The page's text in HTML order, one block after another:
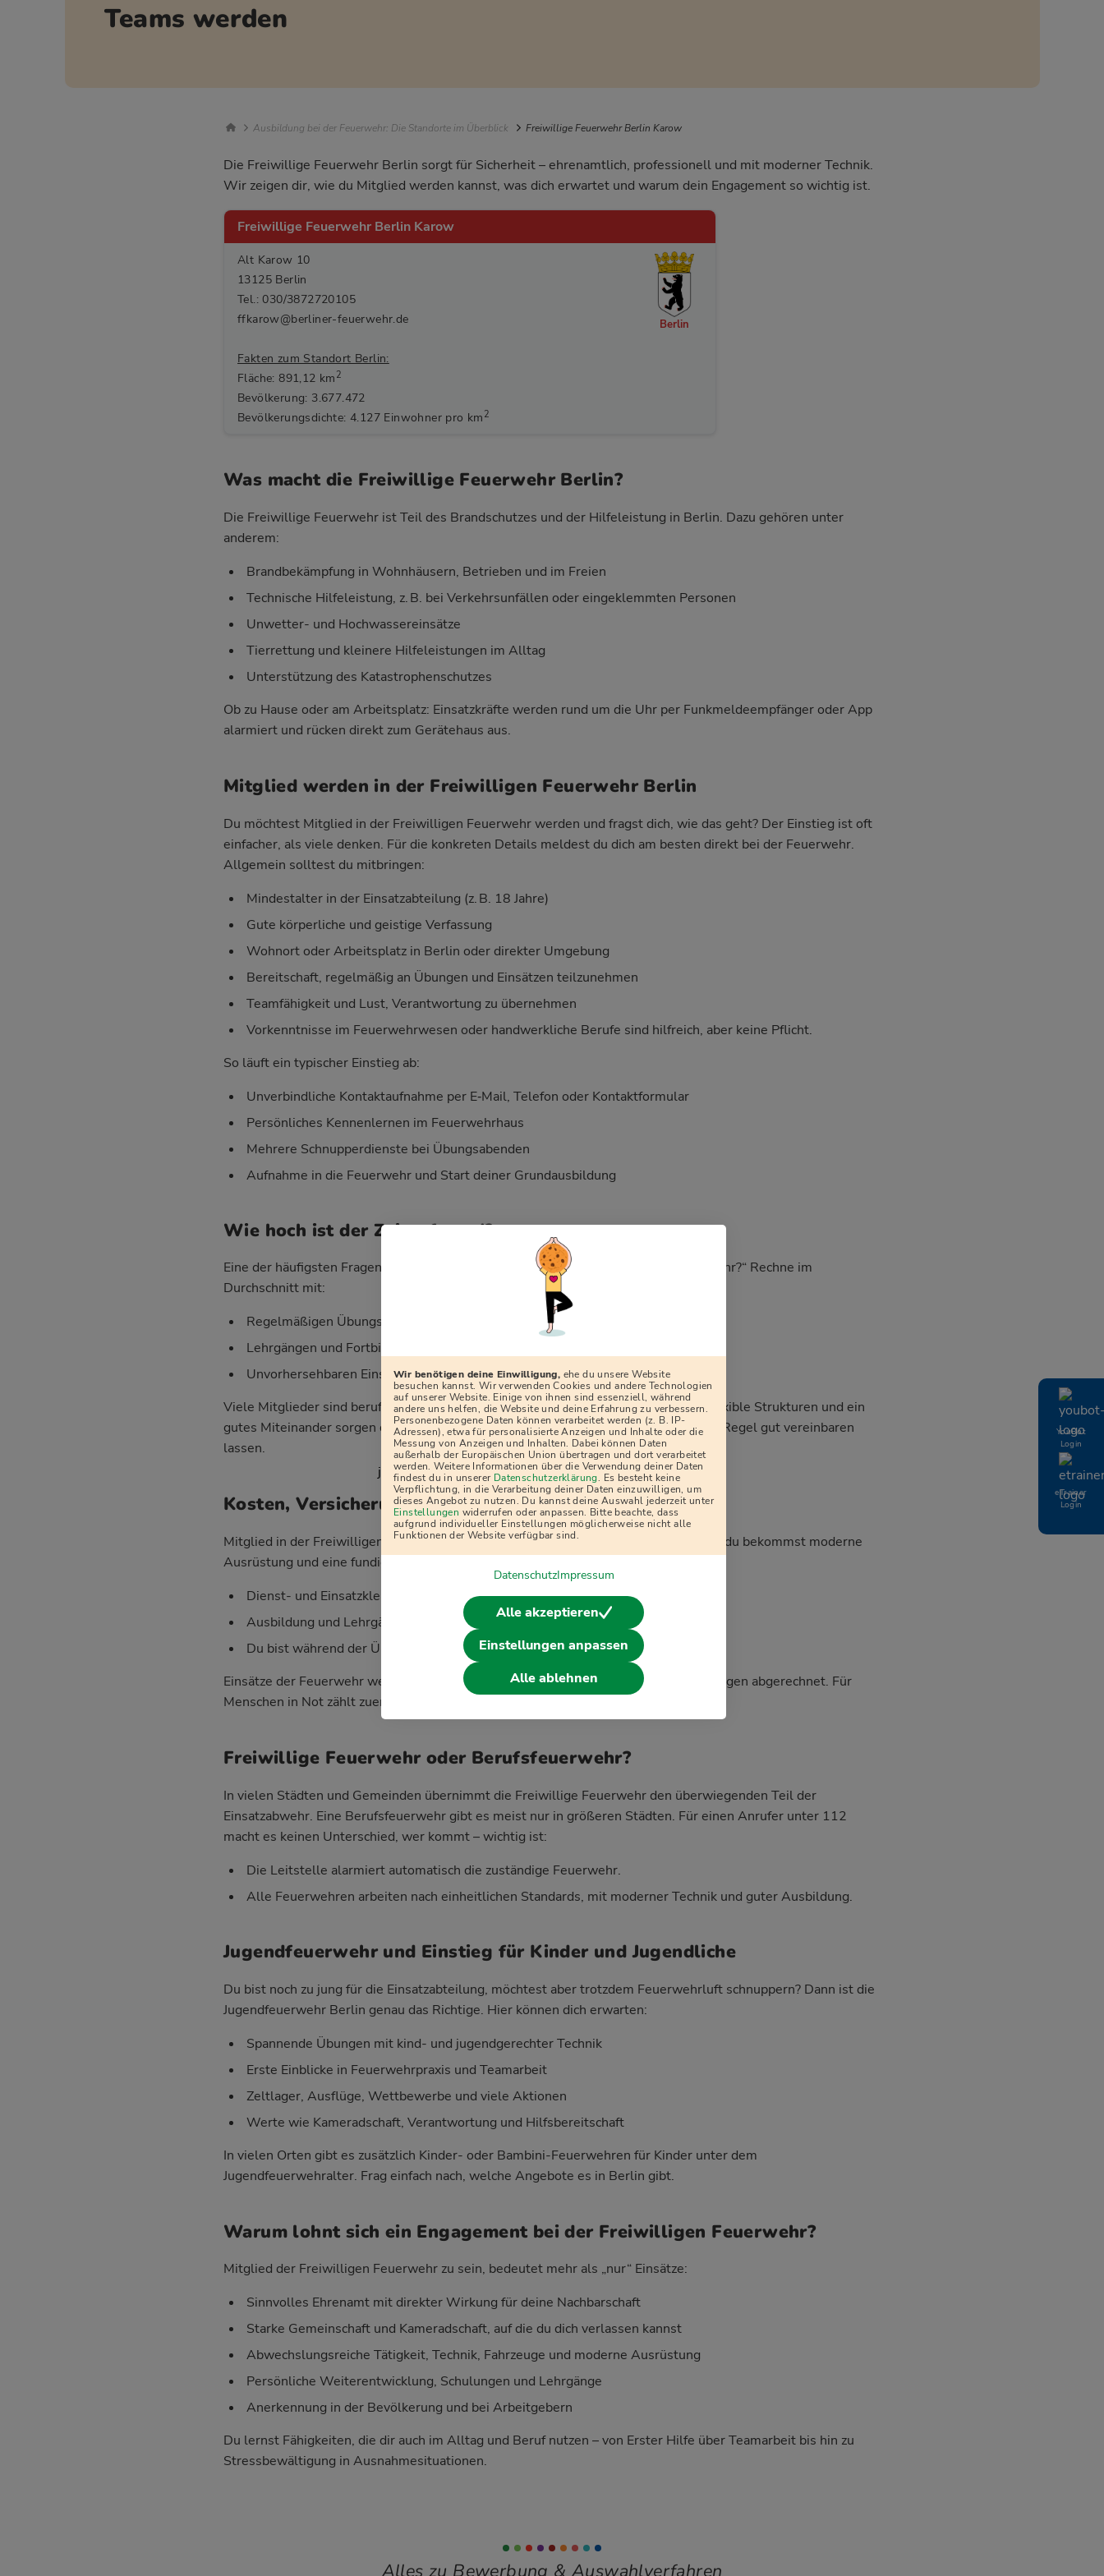
YouBot
Login
eTrainer
Login
Teams werden
Breadcrumb Navigation
Ausbildung bei der Feuerwehr: Die Standorte im Überblick Freiwillige Feuerwehr Berlin Karow
Die Freiwillige Feuerwehr Berlin sorgt für Sicherheit – ehrenamtlich, professionell und mit moderner Technik.
Wir zeigen dir, wie du Mitglied werden kannst, was dich erwartet und warum dein Engagement so wichtig ist.
Freiwillige Feuerwehr Berlin Karow
Alt Karow 10
13125 Berlin
Tel.: 030/3872720105
ffkarow@berliner-feuerwehr.de
Fakten zum Standort Berlin:
Fläche: 891,12 km 2
Bevölkerung: 3.677.472
Bevölkerungsdichte: 4.127 Einwohner pro km 2
Berlin
Was macht die Freiwillige Feuerwehr Berlin?
Die Freiwillige Feuerwehr ist Teil des Brandschutzes und der Hilfeleistung in Berlin. Dazu gehören unter
anderem:
Brandbekämpfung in Wohnhäusern, Betrieben und im Freien
Technische Hilfeleistung, z. B. bei Verkehrsunfällen oder eingeklemmten Personen
Unwetter- und Hochwassereinsätze
Tierrettung und kleinere Hilfeleistungen im Alltag
Unterstützung des Katastrophenschutzes
Ob zu Hause oder am Arbeitsplatz: Einsatzkräfte werden rund um die Uhr per Funkmeldeempfänger oder App
alarmiert und rücken direkt zum Gerätehaus aus.
Mitglied werden in der Freiwilligen Feuerwehr Berlin
Du möchtest Mitglied in der Freiwilligen Feuerwehr werden und fragst dich, wie das geht? Der Einstieg ist oft
einfacher, als viele denken. Für die konkreten Details meldest du dich am besten direkt bei der Feuerwehr.
Allgemein solltest du mitbringen:
Mindestalter in der Einsatzabteilung (z. B. 18 Jahre)
Gute körperliche und geistige Verfassung
Wohnort oder Arbeitsplatz in Berlin oder direkter Umgebung
Bereitschaft, regelmäßig an Übungen und Einsätzen teilzunehmen
Teamfähigkeit und Lust, Verantwortung zu übernehmen
Vorkenntnisse im Feuerwehrwesen oder handwerkliche Berufe sind hilfreich, aber keine Pflicht.
So läuft ein typischer Einstieg ab:
Unverbindliche Kontaktaufnahme per E‑Mail, Telefon oder Kontaktformular
Persönliches Kennenlernen im Feuerwehrhaus
Mehrere Schnupperdienste bei Übungsabenden
Aufnahme in die Feuerwehr und Start deiner Grundausbildung
Wie hoch ist der Zeitaufwand?
Eine der häufigsten Fragen lautet: „Wie viel Zeit kostet mich die Freiwillige Feuerwehr?“ Rechne im
Durchschnitt mit:
Regelmäßigen Übungsdiensten (meist 2–4 Mal im Monat, abends)
Lehrgängen und Fortbildungen, teils an Wochenenden
Unvorhersehbaren Einsätzen, die sich über das Jahr verteilen
Viele Mitglieder sind berufstätig, in Ausbildung oder haben Familie. Dienstpläne, flexible Strukturen und ein
gutes Miteinander sorgen dafür, dass sich Feuerwehr, Beruf und Privatleben in aller Regel gut vereinbaren
lassen.
Kosten, Versicherung und Ausrüstung
Mitglied in der Freiwilligen Feuerwehr zu sein, kostet dich kein Geld – im Gegenteil, du bekommst moderne
Ausrüstung und eine fundierte Ausbildung:
Dienst- und Einsatzkleidung werden komplett gestellt
Ausbildung und Lehrgänge sind für dich kostenlos
Du bist während der Übungen und Einsätze gesetzlich unfallversichert
Einsätze der Feuerwehr werden in vielen Fällen über die Kommune oder Versicherungen abgerechnet. Für
Menschen in Not zählt zuerst: schnelle und professionelle Hilfe.
Freiwillige Feuerwehr oder Berufsfeuerwehr?
In vielen Städten und Gemeinden übernimmt die Freiwillige Feuerwehr den überwiegenden Teil der
Einsatzabwehr. Eine Berufsfeuerwehr gibt es meist nur in größeren Städten. Für einen Anrufer unter 112
macht es keinen Unterschied, wer kommt – wichtig ist:
Die Leitstelle alarmiert automatisch die zuständige Feuerwehr.
Alle Feuerwehren arbeiten nach einheitlichen Standards, mit moderner Technik und guter Ausbildung.
Jugendfeuerwehr und Einstieg für Kinder und Jugendliche
Du bist noch zu jung für die Einsatzabteilung, möchtest aber trotzdem Feuerwehrluft schnuppern? Dann ist die
Jugendfeuerwehr Berlin genau das Richtige. Hier können dich erwarten:
Spannende Übungen mit kind- und jugendgerechter Technik
Erste Einblicke in Feuerwehrpraxis und Teamarbeit
Zeltlager, Ausflüge, Wettbewerbe und viele Aktionen
Werte wie Kameradschaft, Verantwortung und Hilfsbereitschaft
In vielen Orten gibt es zusätzlich Kinder- oder Bambini-Feuerwehren für Kinder unter dem
Jugendfeuerwehralter. Frag einfach nach, welche Angebote es in Berlin gibt.
Warum lohnt sich ein Engagement bei der Freiwilligen Feuerwehr?
Mitglied der Freiwilligen Feuerwehr zu sein, bedeutet mehr als „nur“ Einsätze:
Sinnvolles Ehrenamt mit direkter Wirkung für deine Nachbarschaft
Starke Gemeinschaft und Kameradschaft, auf die du dich verlassen kannst
Abwechslungsreiche Tätigkeit, Technik, Fahrzeuge und moderne Ausrüstung
Persönliche Weiterentwicklung, Schulungen und Lehrgänge
Anerkennung in der Bevölkerung und bei Arbeitgebern
Du lernst Fähigkeiten, die dir auch im Alltag und Beruf nutzen – von Erster Hilfe über Teamarbeit bis hin zu
Stressbewältigung in Ausnahmesituationen.
j
Wir benötigen deine Einwilligung, ehe du unsere Website
besuchen kannst. Wir verwenden Cookies und andere Technologien
auf unserer Website. Einige von ihnen sind essenziell, während
andere uns helfen, die Website und deine Erfahrung zu verbessern.
Personenbezogene Daten können verarbeitet werden (z. B. IP-
Adressen), etwa für personalisierte Anzeigen und Inhalte oder die
Messung von Anzeigen und Inhalten. Dabei können Daten
außerhalb der Europäischen Union übertragen und dort verarbeitet
werden. Weitere Informationen über die Verwendung deiner Daten
findest du in unserer Datenschutzerklärung. Es besteht keine
Verpflichtung, in die Verarbeitung deiner Daten einzuwilligen, um
dieses Angebot zu nutzen. Du kannst deine Auswahl jederzeit unter
Einstellungen widerrufen oder anpassen. Bitte beachte, dass
aufgrund individueller Einstellungen möglicherweise nicht alle
Funktionen der Website verfügbar sind.
DatenschutzImpressum
Alle akzeptieren
Einstellungen anpassen
Alle ablehnen